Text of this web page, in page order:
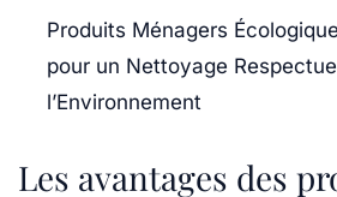
Produits Ménagers
pour un Nettoyage
l’Environnement
Les avantages des